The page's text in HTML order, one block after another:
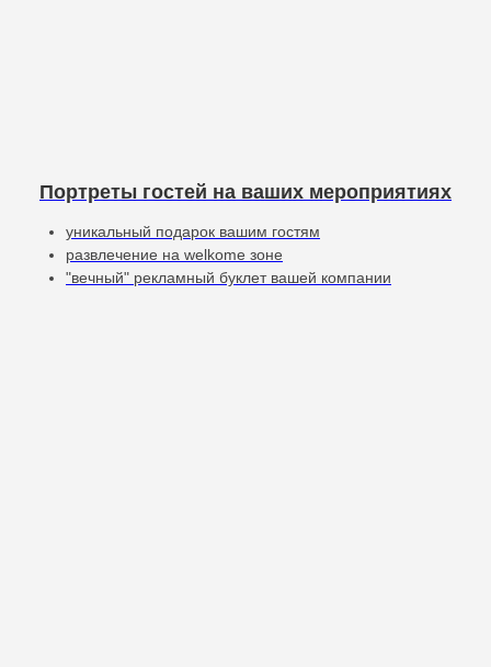
Портреты гостей на ваших мероприятиях
уникальный подарок вашим гостям
развлечение на welkome зоне
"вечный" рекламный буклет вашей компании